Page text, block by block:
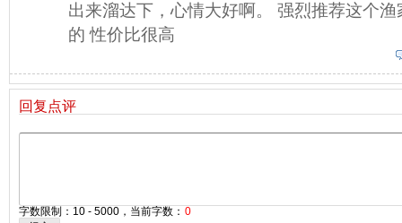
出来溜达下，心情大好啊。 强烈推荐这个
的 性价比很高
回复点评
字数限制：10 - 5000，当前字数： 0